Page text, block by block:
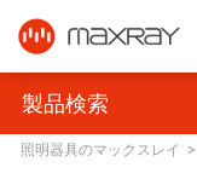
製品検索
照明器具のマックスレイ >